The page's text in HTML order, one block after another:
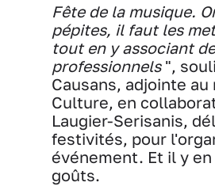
Fête de la musique.
pépites, il faut les
tout en y associant
professionnels",
Causans, adjointe
Culture, en
Laugier-Serisanis,
festivités, pour
événement. Et il y
goûts.